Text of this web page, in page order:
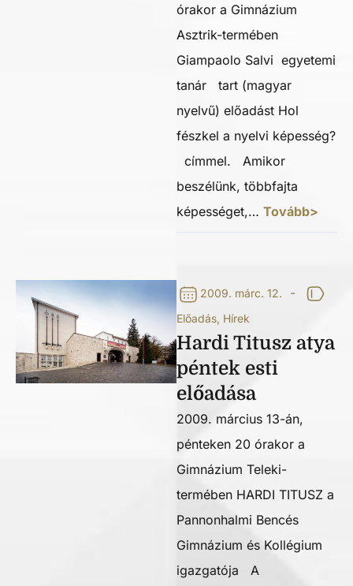
órakor a Gimnázium
Asztrik-termében
Giampaolo Salvi egyetemi
tanár tart (magyar
nyelvű) előadást Hol
fészkel a nyelvi képesség?
címmel. Amikor
beszélünk, többfajta
képességet,… Tovább>
2009. márc. 12. -
Előadás, Hírek
Hardi Titusz atya
péntek esti
előadása
2009. március 13-án,
pénteken 20 órakor a
Gimnázium Teleki-
termében HARDI TITUSZ a
Pannonhalmi Bencés
Gimnázium és Kollégium
igazgatója A